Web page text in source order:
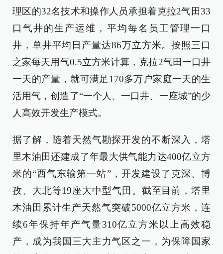
理区的32名技术和操作人员承担着克拉2气田33
口气井的生产运维，平均每名员工管理一口
井，单井平均日产量达86万立方米。按照三口
之家每天用气0.5立方米计算，克拉2气田一口井
一天的产量，就可满足170多万户家庭一天的生
活用气，创造了“一个人、一口井、一座城”的少
人高效开发生产模式。
据了解，随着天然气勘探开发的不断深入，塔
里木油田还建成了年最大供气能力达400亿立方
米的“西气东输第一站”，开发建设了克深、博
孜、大北等19座大中型气田。截至目前，塔里
木油田累计生产天然气突破5000亿立方米，连
续6年保持年产气量310亿立方米以上高效稳
产，成为我国三大主力气区之一，为保障国家